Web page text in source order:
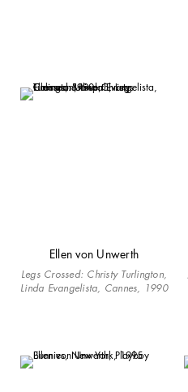
Ellen von Unwerth
Legs Crossed: Christy Turlington,
Linda Evangelista, Cannes, 1990